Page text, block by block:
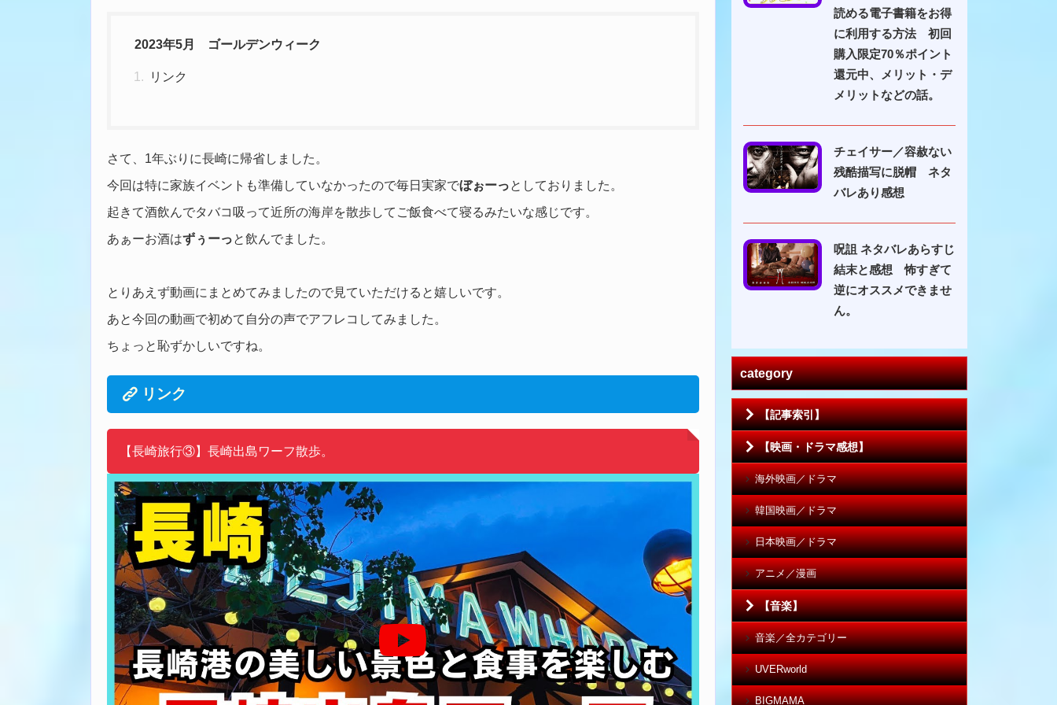
2023年5月 ゴールデンウィーク
リンク
さて、1年ぶりに長崎に帰省しました。
今回は特に家族イベントも準備していなかったので毎日実家でぼぉーっとしておりました。
起きて酒飲んでタバコ吸って近所の海岸を散歩してご飯食べて寝るみたいな感じです。
あぁーお酒はずぅーっと飲んでました。
とりあえず動画にまとめてみましたので見ていただけると嬉しいです。
あと今回の動画で初めて自分の声でアフレコしてみました。
ちょっと恥ずかしいですね。
リンク
【長崎旅行③】長崎出島ワーフ散歩。
読める電子書籍をお得
に利用する方法 初回
購入限定70％ポイント
還元中、メリット・デ
メリットなどの話。
チェイサー／容赦ない
残酷描写に脱帽 ネタ
バレあり感想
呪詛 ネタバレあらすじ
結末と感想 怖すぎて
逆にオススメできませ
ん。
category
【記事索引】
【映画・ドラマ感想】
海外映画／ドラマ
韓国映画／ドラマ
日本映画／ドラマ
アニメ／漫画
【音楽】
音楽／全カテゴリー
UVERworld
BIGMAMA